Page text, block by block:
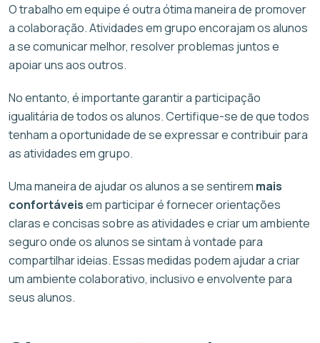
O trabalho em equipe é outra ótima maneira de promover
a colaboração. Atividades em grupo encorajam os alunos
a se comunicar melhor, resolver problemas juntos e
apoiar uns aos outros.
No entanto, é importante garantir a participação
igualitária de todos os alunos. Certifique-se de que todos
tenham a oportunidade de se expressar e contribuir para
as atividades em grupo.
Uma maneira de ajudar os alunos a se sentirem mais
confortáveisem participar é fornecer orientações
claras e concisas sobre as atividades e criar um ambiente
seguro onde os alunos se sintam à vontade para
compartilhar ideias. Essas medidas podem ajudar a criar
um ambiente colaborativo, inclusivo e envolvente para
seus alunos.